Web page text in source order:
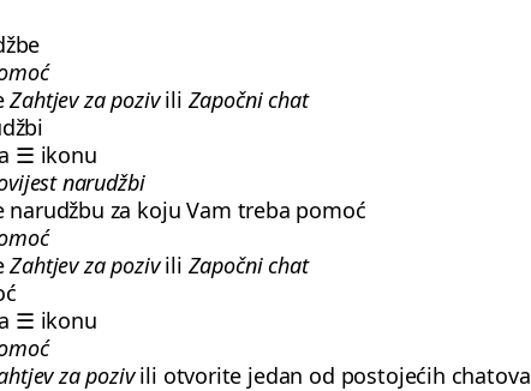
Zahtjev za pozivili Započni chat
☰ ikonu
narudžbi
narudžbu za koju Vam treba pomoć
Zahtjev za pozivili Započni chat
☰ ikonu
za pozivili otvorite jedan od postojećih chatova